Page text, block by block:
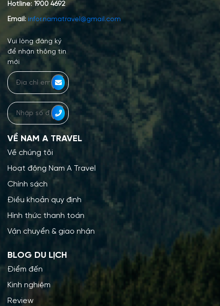
Hotline: 1900 4692
Email: infor.namatravel@gmail.com
Vui lòng đăng ký
để nhận thông tin
mới
VỀ NAM A TRAVEL
Về chúng tôi
Hoạt động Nam A Travel
Chính sách
Điều khoản quy định
Hình thức thanh toán
Vận chuyển & giao nhận
BLOG DU LỊCH
Điểm đến
Kinh nghiệm
Review